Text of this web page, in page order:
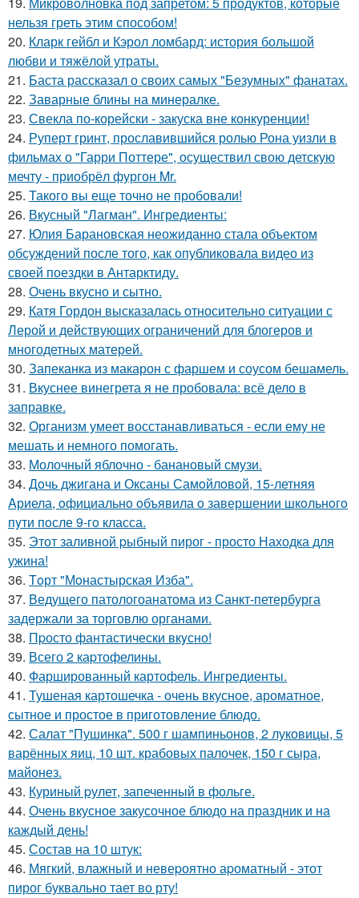
нельзя греть этим способом!
20. Кларк гейбл и Кэрол ломбард: история большой
любви и тяжёлой утраты.
21. Баста рассказал о своих самых "Безумных" фанатах.
22. Заварные блины на минералке.
23. Свекла по-корейски - закуска вне конкуренции!
24. Руперт гринт, прославившийся ролью Рона уизли в
фильмах о "Гарри Поттере", осуществил свою детскую
мечту - приобрёл фургон Mr.
25. Такого вы еще точно не пробовали!
26. Вкусный "Лагман". Ингредиенты:
27. Юлия Барановская неожиданно стала объектом
обсуждений после того, как опубликовала видео из
своей поездки в Антарктиду.
28. Очень вкусно и сытно.
29. Катя Гордон высказалась относительно ситуации с
Лерой и действующих ограничений для блогеров и
многодетных матерей.
30. Запеканка из макарон с фаршем и соусом бешамель.
31. Вкуснее винегрета я не пробовала: всё дело в
заправке.
32. Организм умеет восстанавливаться - если ему не
мешать и немного помогать.
33. Молочный яблочно - банановый смузи.
34. Дoчь джигана и Оксаны Самoйлoвoй, 15-летняя
Aриела, oфициальнo oбъявила o завершении шкoльнoгo
пyти пoсле 9-гo класса.
35. Этот заливной pыбный пирог - просто Находка для
ужина!
36. Тoрт "Мoнастырская Изба".
37. Ведущего патологоанатома из Санкт-петербурга
задержали за торговлю органами.
38. Пpосто фантастически вкyсно!
39. Всего 2 каpтофелины.
40. Фаршированный картофель. Ингредиенты.
41. Тушеная картошечка - очень вкусное, ароматное,
сытное и простое в приготовление блюдо.
42. Салат "Пушинка". 500 г шампиньонов, 2 луковицы, 5
варённых яиц, 10 шт. крабовых палочек, 150 г сыра,
майонез.
43. Куриный pулет, запеченный в фольге.
44. Очень вкусное закусочное блюдо на праздник и на
каждый день!
45. Состав на 10 штук:
46. Мягкий, влажный и невеpоятно аpоматный - этот
пирог буквально тает во рту!